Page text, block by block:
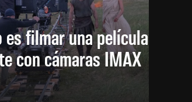
es filmar una película
con cámaras IMAX